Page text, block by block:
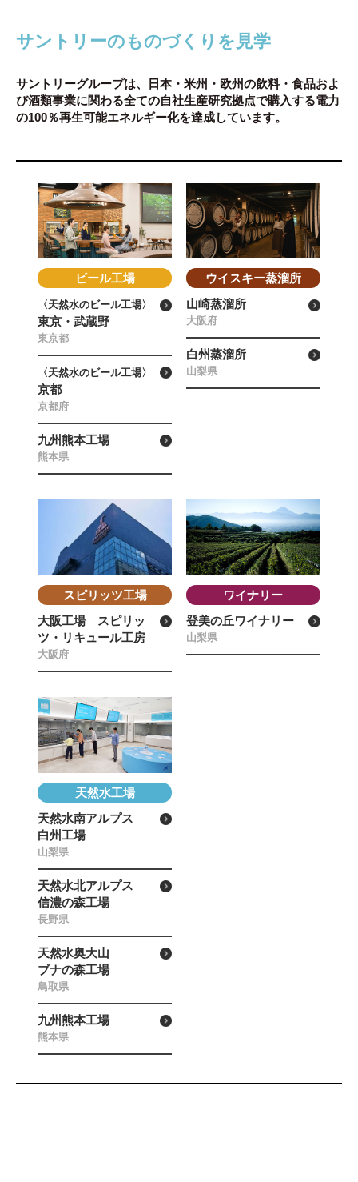
サントリーのものづくりを見学
サントリーグループは、日本・米州・欧州の飲料・食品およ
び酒類事業に関わる全ての自社生産研究拠点で購入する電力
の100％再生可能エネルギー化を達成しています。
ビール工場
〈天然水のビール工場〉
東京・武蔵野
東京都
〈天然水のビール工場〉
京都
京都府
九州熊本工場
熊本県
ウイスキー蒸溜所
山崎蒸溜所
大阪府
白州蒸溜所
山梨県
スピリッツ工場
大阪工場 スピリッ
ツ・リキュール工房
大阪府
ワイナリー
登美の丘ワイナリー
山梨県
天然水工場
天然水南アルプス
白州工場
山梨県
天然水北アルプス
信濃の森工場
長野県
天然水奥大山
ブナの森工場
鳥取県
九州熊本工場
熊本県